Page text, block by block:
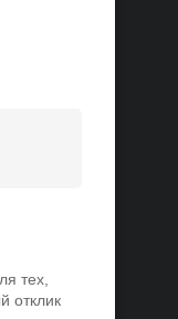
тех,
отклик